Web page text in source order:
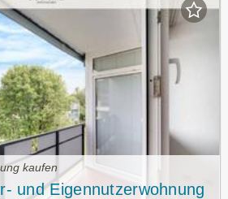
kaufen
und Eigennutzerwohnung